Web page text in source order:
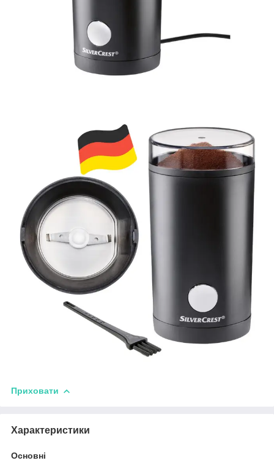
Приховати
Характеристики
Основні